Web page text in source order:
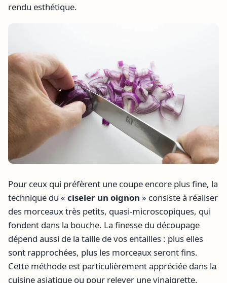
rendu esthétique.
Pour ceux qui préfèrent une coupe encore plus fine, la
technique du « ciseler un oignon » consiste à réaliser
des morceaux très petits, quasi-microscopiques, qui
fondent dans la bouche. La finesse du découpage
dépend aussi de la taille de vos entailles : plus elles
sont rapprochées, plus les morceaux seront fins.
Cette méthode est particulièrement appréciée dans la
cuisine asiatique ou pour relever une vinaigrette.